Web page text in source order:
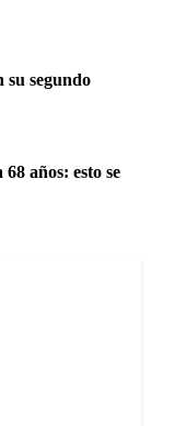
segundo
años: esto se